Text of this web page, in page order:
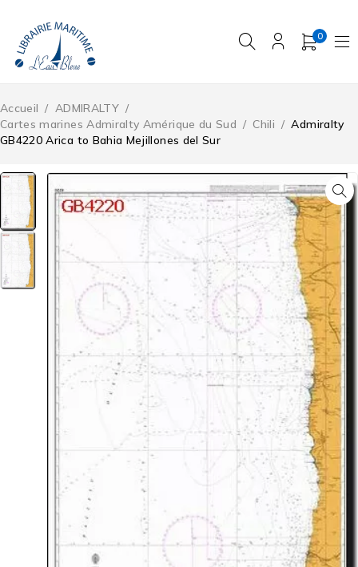
0
Accueil / ADMIRALTY /
Cartes marines Admiralty Amérique du Sud / Chili / Admiralty
GB4220 Arica to Bahia Mejillones del Sur